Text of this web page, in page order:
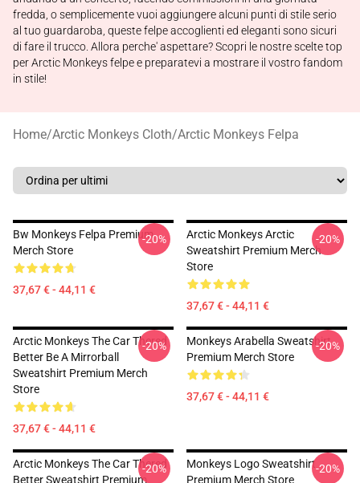
fredda, o semplicemente vuoi aggiungere alcuni punti di stile serio
al tuo guardaroba, queste felpe accoglienti ed eleganti sono sicuri
di fare il trucco. Allora perche' aspettare? Scopri le nostre scelte top
per Arctic Monkeys felpe e preparatevi a mostrare il vostro fandom
in stile!
Home/Arctic Monkeys Cloth/Arctic Monkeys Felpa
Bw Monkeys Felpa Premium
Merch Store
37,67 € - 44,11 €
-20%
Arctic Monkeys Arctic
Sweatshirt Premium Merch
Store
37,67 € - 44,11 €
-20%
Arctic Monkeys The Car Thered
Better Be A Mirrorball
Sweatshirt Premium Merch
Store
37,67 € - 44,11 €
-20%
Monkeys Arabella Sweatshirt
Premium Merch Store
37,67 € - 44,11 €
-20%
Arctic Monkeys The Car Thered
Better Sweatshirt Premium
-20%
Monkeys Logo Sweatshirt
Premium Merch Store
-20%